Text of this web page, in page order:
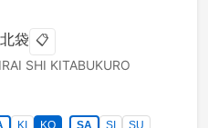
北袋 📋
SHI KITABUKURO
KI KO SA SI
SU